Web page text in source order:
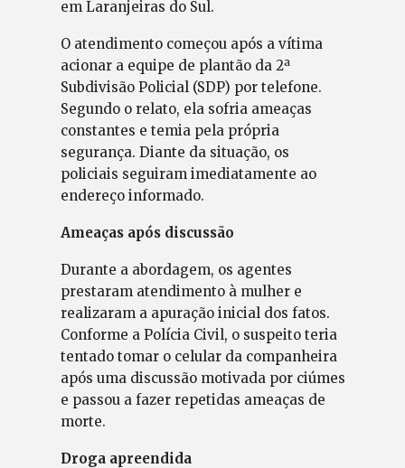
em Laranjeiras do Sul.
O atendimento começou após a vítima
acionar a equipe de plantão da 2ª
Subdivisão Policial (SDP) por telefone.
Segundo o relato, ela sofria ameaças
constantes e temia pela própria
segurança. Diante da situação, os
policiais seguiram imediatamente ao
endereço informado.
Ameaças após discussão
Durante a abordagem, os agentes
prestaram atendimento à mulher e
realizaram a apuração inicial dos fatos.
Conforme a Polícia Civil, o suspeito teria
tentado tomar o celular da companheira
após uma discussão motivada por ciúmes
e passou a fazer repetidas ameaças de
morte.
Droga apreendida